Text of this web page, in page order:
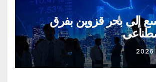
إلى بحر قزوين بفرق